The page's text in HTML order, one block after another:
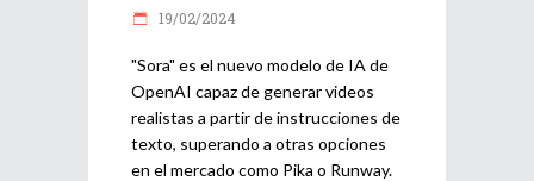
19/02/2024
"Sora" es el nuevo modelo de IA de
OpenAI capaz de generar videos
realistas a partir de instrucciones de
texto, superando a otras opciones
en el mercado como Pika o Runway.